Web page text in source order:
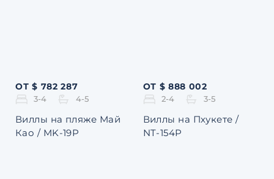
ОТ $ 782 287
3-4 4-5
Виллы на пляже Май
Као / MK-19P
ОТ $ 888 002
2-4 3-5
Виллы на Пхукете /
NT-154P